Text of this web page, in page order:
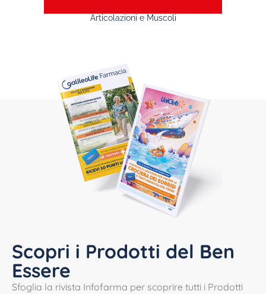
Articolazioni e Muscoli
Scopri i Prodotti del Ben
Essere
Sfoglia la rivista Infofarma per scoprire tutti i Prodotti